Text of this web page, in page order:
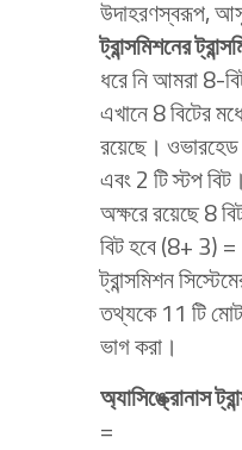
উদাহরণস্বরূপ,
ট্রান্সমিশনের
ধরে নি আমরা 8-
এখানে 8 বিটের
রয়েছে। ওভারহেড
এবং 2 টি স্টপ
অক্ষরে রয়েছে 8
বিট হবে (8+ 3)
ট্রান্সমিশন
তথ্যকে 11 টি মোট
ভাগ করা।
অ্যাসিঙ্ক্রোনাস
=